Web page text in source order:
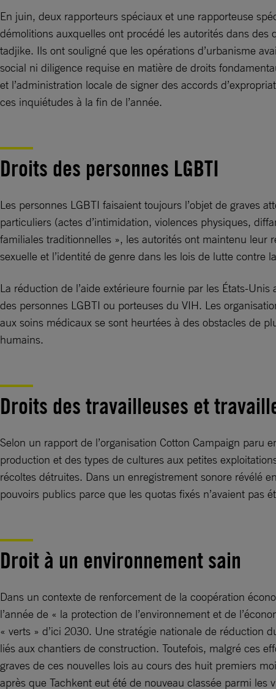
En juin, deux rapporteurs spéciaux et une rapporteuse
démolitions auxquelles ont procédé les autorités dans
tadjike. Ils ont souligné que les opérations d’urbanisme
social ni diligence requise en matière de droits
et l’administration locale de signer des accords
ces inquiétudes à la fin de l’année.
Droits des personnes LGBTI
Les personnes LGBTI faisaient toujours l’objet de graves
particuliers (actes d’intimidation, violences physiques,
familiales traditionnelles », les autorités ont maintenu leur
sexuelle et l’identité de genre dans les lois de lutte contre
La réduction de l’aide extérieure fournie par les États-
des personnes LGBTI ou porteuses du VIH. Les
aux soins médicaux se sont heurtées à des obstacles de
humains.
Droits des travailleuses et
Selon un rapport de l’organisation Cotton Campaign paru
production et des types de cultures aux petites
récoltes détruites. Dans un enregistrement sonore révélé
pouvoirs publics parce que les quotas fixés n’avaient pas
Droit à un environnement sain
Dans un contexte de renforcement de la coopération
l’année de « la protection de l’environnement et de
« verts » d’ici 2030. Une stratégie nationale de réduction
liés aux chantiers de construction. Toutefois, malgré ces
graves de ces nouvelles lois au cours des huit premiers
après que Tachkent eut été de nouveau classée parmi les